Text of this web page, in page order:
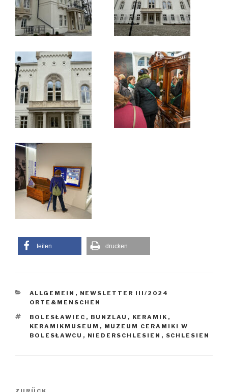
teilen drucken
KATEGORIEN
ALLGEMEIN , NEWSLETTER III/2024
ORTE&MENSCHEN
SCHLAGWÖRTER
BOLESŁAWIEC , BUNZLAU , KERAMIK ,
KERAMIKMUSEUM , MUZEUM CERAMIKI W
BOLESŁAWCU , NIEDERSCHLESIEN , SCHLESIEN